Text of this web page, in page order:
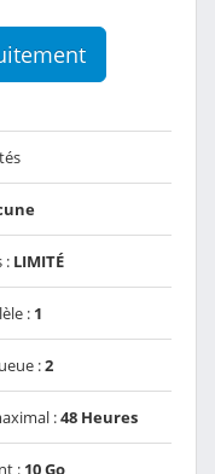
: LIMITÉ
: 1
:2
:48 Heures
: 10 Go